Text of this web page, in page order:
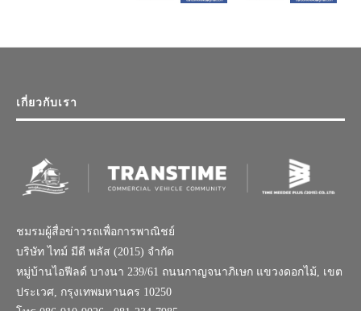
เกี่ยวกับเรา
ชมรมผู้สื่อข่าวรถเพื่อการพาณิชย์
บริษัท ไทม์ มีดี พลัส (2015) จำกัด
หมู่บ้านไอฟีลด์ บางนา 239/61 ถนนกาญจนาภิเษก แขวงดอกไม้, เขต
ประเวศ, กรุงเทพมหานคร 10250